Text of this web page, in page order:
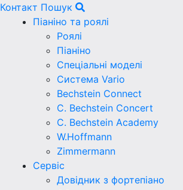
Контакт Пошук
Піаніно та роялі
Роялі
Піаніно
Спеціальні моделі
Система Vario
Bechstein Connect
C. Bechstein Concert
C. Bechstein Academy
W.Hoffmann
Zimmermann
Сервіс
Довідник з фортепіано